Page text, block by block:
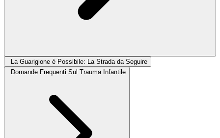
La Guarigione è Possibile: La Strada da Seguire
Domande Frequenti Sul Trauma Infantile